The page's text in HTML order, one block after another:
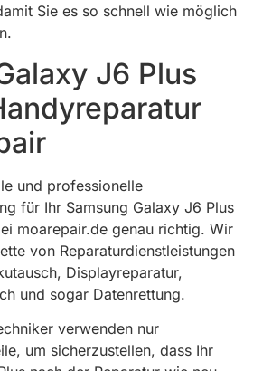
Sie es so schnell wie möglich
J6 Plus
und professionelle
für Ihr Samsung Galaxy J6 Plus
moarepair.de genau richtig. Wir
von Reparaturdienstleistungen
Displayreparatur,
und sogar Datenrettung.
verwenden nur
um sicherzustellen, dass Ihr